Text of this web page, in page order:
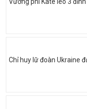
Chỉ huy lữ đoàn Ukraine